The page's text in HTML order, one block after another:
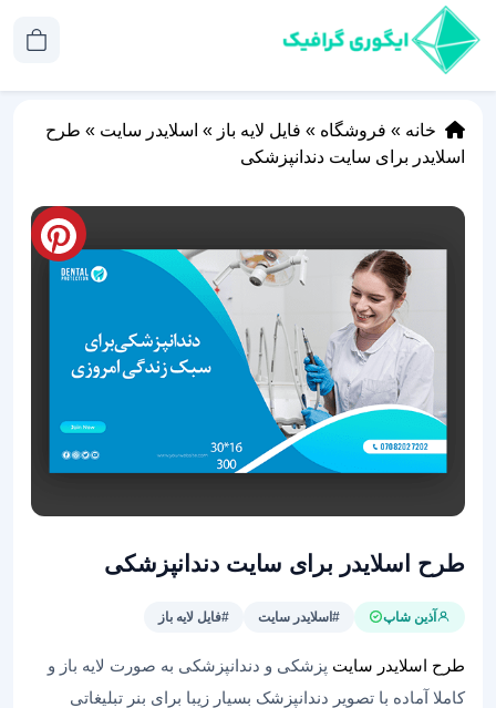
خانه » فروشگاه » فایل لایه باز » اسلایدر سایت » طرح
اسلایدر برای سایت دندانپزشکی
طرح اسلایدر برای سایت دندانپزشکی
آذین شاپ #اسلایدر سایت #فایل لایه باز
طرح اسلایدر سایت پزشکی و دندانپزشکی به صورت لایه باز و
کاملا آماده با تصویر دندانپزشک بسیار زیبا برای بنر تبلیغاتی